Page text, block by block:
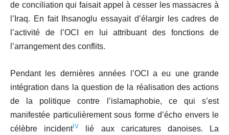
de conciliation qui faisait appel à cesser les massacres à
l’Iraq. En fait Ihsanoglu essayait d’élargir les cadres de
l’activité de l’OCI en lui attribuant des fonctions de
l’arrangement des conflits.
Pendant les dernières années l’OCI a eu une grande
intégration dans la question de la réalisation des actions
de la politique contre l’islamaphobie, ce qui s’est
manifestée particulièrement sous forme d’écho envers le
célèbre incidentiv lié aux caricatures danoises. La